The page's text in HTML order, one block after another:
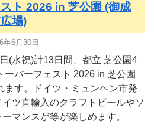
ト 2026 in 芝公園 (御成
場)
年6月30日
(水祝)計13日間、都立 芝公園4
バーフェスト 2026 in 芝公園
ます。ドイツ・ミュンヘン市発
ツ直輸入のクラフトビールやソ
マンスが等が楽しめます。